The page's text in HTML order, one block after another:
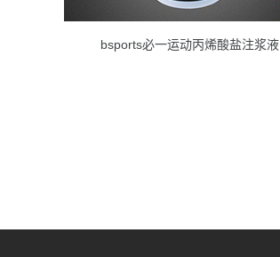
bsports必一运动丙烯酸盐注浆液